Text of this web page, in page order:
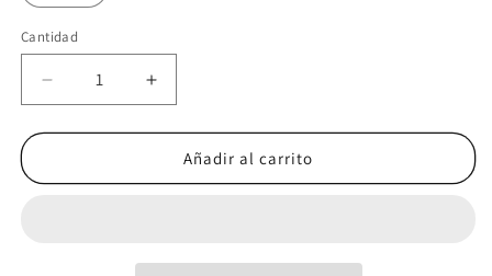
Cantidad
Cantidad
Reducir cantidad para GN NUTRITION Premium
Aumentar cantidad para GN
Añadir al carrito